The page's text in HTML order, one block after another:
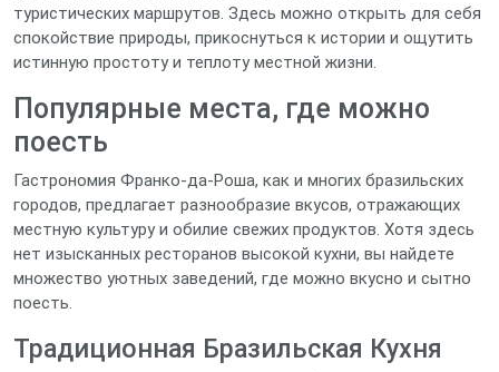
туристических маршрутов. Здесь можно открыть для себя
спокойствие природы, прикоснуться к истории и ощутить
истинную простоту и теплоту местной жизни.
Популярные места, где можно
поесть
Гастрономия Франко-да-Роша, как и многих бразильских
городов, предлагает разнообразие вкусов, отражающих
местную культуру и обилие свежих продуктов. Хотя здесь
нет изысканных ресторанов высокой кухни, вы найдете
множество уютных заведений, где можно вкусно и сытно
поесть.
Традиционная Бразильская Кухня